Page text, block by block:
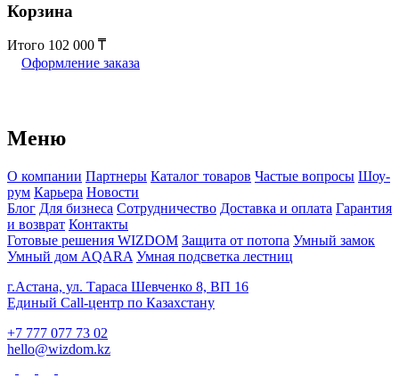
Корзина
Итого 102 000
Оформление заказа
Меню
О компании Партнеры Каталог товаров Частые вопросы Шоу-
рум Карьера Новости
Блог Для бизнеса Сотрудничество Доставка и оплата Гарантия
и возврат Контакты
Готовые решения WIZDOM Защита от потопа Умный замок
Умный дом AQARA Умная подсветка лестниц
г.Астана, ул. Тараса Шевченко 8, ВП 16
Единый Call-центр по Казахстану
+7 777 077 73 02
hello@wizdom.kz